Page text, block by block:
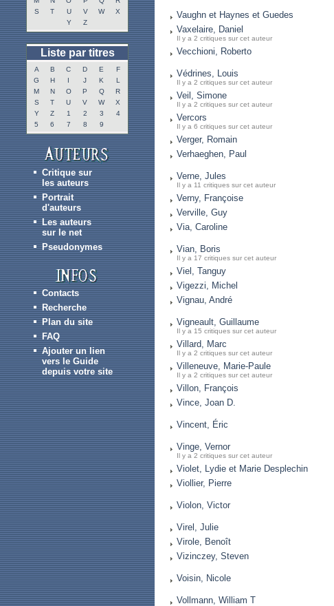
S
T U V W
X
Y
Z
Liste par titres
A B C D E
F
G
H I J K
L
M
N O P Q
R
S
T U V W
X
Y
Z 1 2 3
4
5
6 7 8 9
Critique sur
les auteurs
Portrait
d'auteurs
Les auteurs
sur le net
Pseudonymes
Contacts
Recherche
Plan du site
FAQ
Ajouter un lien
vers le Guide
depuis votre site
Vaughn et Haynes et Guedes
Vaxelaire, Daniel
Il y a 2 critiques sur cet auteur
Vecchioni, Roberto
Védrines, Louis
Il y a 2 critiques sur cet auteur
Veil, Simone
Il y a 2 critiques sur cet auteur
Vercors
Il y a 6 critiques sur cet auteur
Verger, Romain
Verhaeghen, Paul
Verne, Jules
Il y a 11 critiques sur cet auteur
Verny, Françoise
Verville, Guy
Via, Caroline
Vian, Boris
Il y a 17 critiques sur cet auteur
Viel, Tanguy
Vigezzi, Michel
Vignau, André
Vigneault, Guillaume
Il y a 15 critiques sur cet auteur
Villard, Marc
Il y a 2 critiques sur cet auteur
Villeneuve, Marie-Paule
Il y a 2 critiques sur cet auteur
Villon, François
Vince, Joan D.
Vincent, Éric
Vinge, Vernor
Il y a 2 critiques sur cet auteur
Violet, Lydie et Marie Desplechin
Viollier, Pierre
Violon, Victor
Virel, Julie
Virole, Benoît
Vizinczey, Steven
Voisin, Nicole
Vollmann, William T